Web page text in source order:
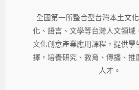
全國第一所整合型台灣本土文
化、語言、文學等台灣人文領域
文化創意產業應用課程，提供學
擇，培養研究、教育、傳播、推
人才。